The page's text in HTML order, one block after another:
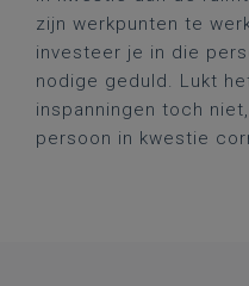
zijn werkpunten te
investeer je in die
nodige geduld. Lukt
inspanningen toch
persoon in kwestie